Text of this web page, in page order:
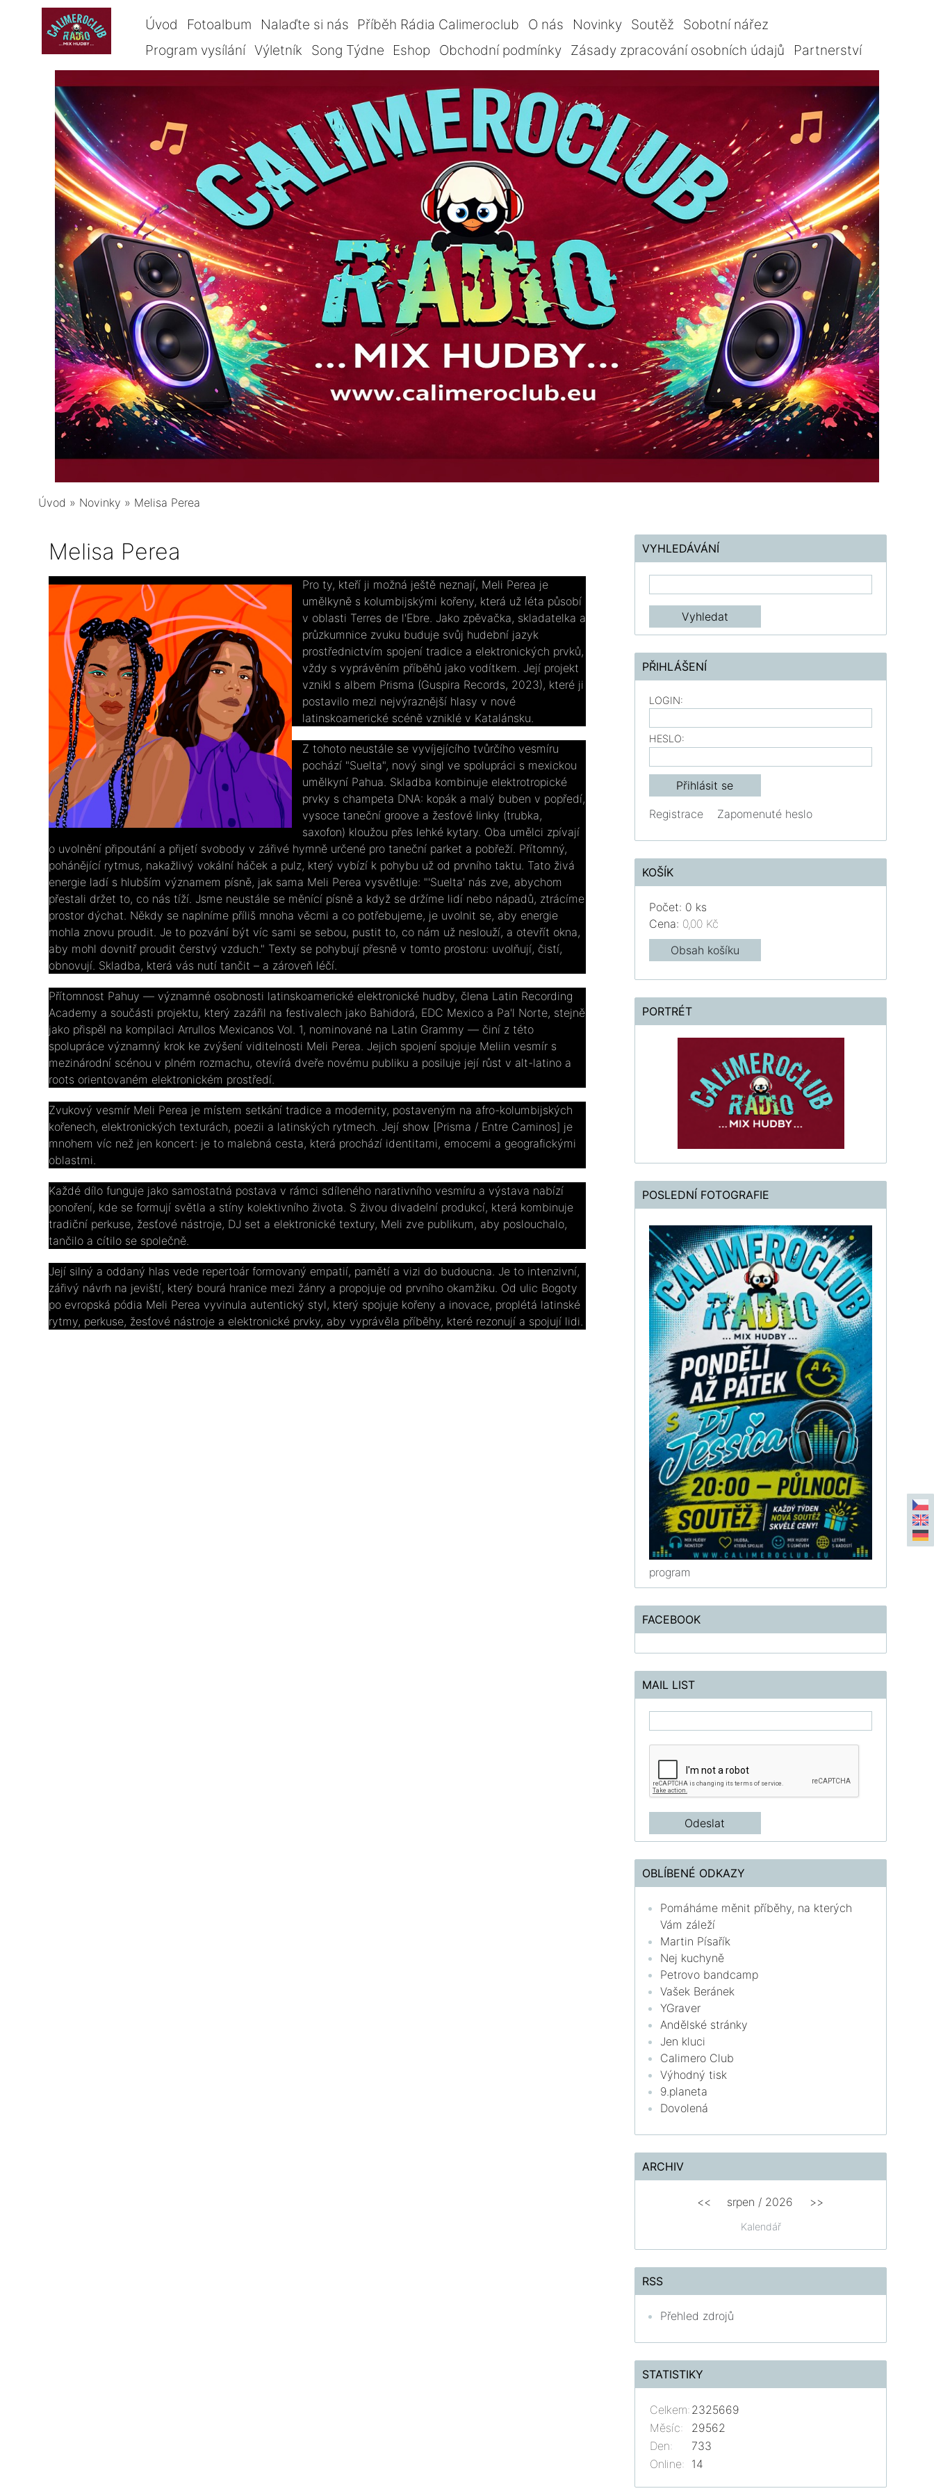
Úvod Fotoalbum Nalaďte si nás Příběh Rádia Calimeroclub O nás Novinky Soutěž
Sobotní nářez
Program vysílání Výletník Song Týdne Eshop Obchodní podmínky Zásady zpracování osobních údajů Partnerství
Úvod » Novinky » Melisa Perea
Melisa Perea
Pro ty, kteří ji možná ještě neznají, Meli Perea je
umělkyně s kolumbijskými kořeny, která už léta působí
v oblasti Terres de l'Ebre. Jako zpěvačka, skladatelka a
průzkumnice zvuku buduje svůj hudební jazyk
prostřednictvím spojení tradice a elektronických prvků,
vždy s vyprávěním příběhů jako vodítkem. Její projekt
vznikl s albem Prisma (Guspira Records, 2023), které ji
postavilo mezi nejvýraznější hlasy v nové
latinskoamerické scéně vzniklé v Katalánsku.
Z tohoto neustále se vyvíjejícího tvůrčího vesmíru
pochází "Suelta", nový singl ve spolupráci s mexickou
umělkyní Pahua. Skladba kombinuje elektrotropické
prvky s champeta DNA: kopák a malý buben v popředí,
vysoce taneční groove a žesťové linky (trubka,
saxofon) kloužou přes lehké kytary. Oba umělci zpívají
o uvolnění připoutání a přijetí svobody v zářivé hymně určené pro taneční parket a pobřeží. Přítomný,
pohánějící rytmus, nakažlivý vokální háček a pulz, který vybízí k pohybu už od prvního taktu. Tato živá
energie ladí s hlubším významem písně, jak sama Meli Perea vysvětluje: "'Suelta' nás zve, abychom
přestali držet to, co nás tíží. Jsme neustále se měnící písně a když se držíme lidí nebo nápadů, ztrácíme
prostor dýchat. Někdy se naplníme příliš mnoha věcmi a co potřebujeme, je uvolnit se, aby energie
mohla znovu proudit. Je to pozvání být víc sami se sebou, pustit to, co nám už neslouží, a otevřít okna,
aby mohl dovnitř proudit čerstvý vzduch." Texty se pohybují přesně v tomto prostoru: uvolňují, čistí,
obnovují. Skladba, která vás nutí tančit – a zároveň léčí.
Přítomnost Pahuy — významné osobnosti latinskoamerické elektronické hudby, člena Latin Recording
Academy a součásti projektu, který zazářil na festivalech jako Bahidorá, EDC Mexico a Pa'l Norte, stejně
jako přispěl na kompilaci Arrullos Mexicanos Vol. 1, nominované na Latin Grammy — činí z této
spolupráce významný krok ke zvýšení viditelnosti Meli Perea. Jejich spojení spojuje Meliin vesmír s
mezinárodní scénou v plném rozmachu, otevírá dveře novému publiku a posiluje její růst v alt-latino a
roots orientovaném elektronickém prostředí.
Zvukový vesmír Meli Perea je místem setkání tradice a modernity, postaveným na afro-kolumbijských
kořenech, elektronických texturách, poezii a latinských rytmech. Její show [Prisma / Entre Caminos] je
mnohem víc než jen koncert: je to malebná cesta, která prochází identitami, emocemi a geografickými
oblastmi.
Každé dílo funguje jako samostatná postava v rámci sdíleného narativního vesmíru a výstava nabízí
ponoření, kde se formují světla a stíny kolektivního života. S živou divadelní produkcí, která kombinuje
tradiční perkuse, žesťové nástroje, DJ set a elektronické textury, Meli zve publikum, aby poslouchalo,
tančilo a cítilo se společně.
Její silný a oddaný hlas vede repertoár formovaný empatií, pamětí a vizi do budoucna. Je to intenzivní,
zářivý návrh na jeviští, který bourá hranice mezi žánry a propojuje od prvního okamžiku. Od ulic Bogoty
po evropská pódia Meli Perea vyvinula autentický styl, který spojuje kořeny a inovace, proplétá latinské
rytmy, perkuse, žesťové nástroje a elektronické prvky, aby vyprávěla příběhy, které rezonují a spojují lidi.
VYHLEDÁVÁNÍ
PŘIHLÁŠENÍ
LOGIN:
HESLO:
Registrace Zapomenuté heslo
KOŠÍK
Počet: 0 ks
Cena: 0,00 Kč
Obsah košíku
PORTRÉT
POSLEDNÍ FOTOGRAFIE
program
FACEBOOK
MAIL LIST
OBLÍBENÉ ODKAZY
Pomáháme měnit příběhy, na kterých
Vám záleží
Martin Písařík
Nej kuchyně
Petrovo bandcamp
Vašek Beránek
YGraver
Andělské stránky
Jen kluci
Calimero Club
Výhodný tisk
9.planeta
Dovolená
ARCHIV
Kalendář
<< srpen / 2026 >>
RSS
Přehled zdrojů
STATISTIKY
Online: 14
Celkem: 2325669
Měsíc:
29562
Den:
733